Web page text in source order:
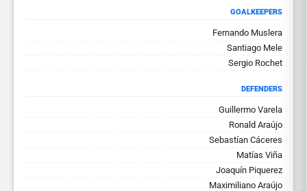
GOALKEEPERS
Fernando Muslera
Santiago Mele
Sergio Rochet
DEFENDERS
Guillermo Varela
Ronald Araújo
Sebastían Cáceres
Matías Viña
Joaquín Piquerez
Maximiliano Araújo